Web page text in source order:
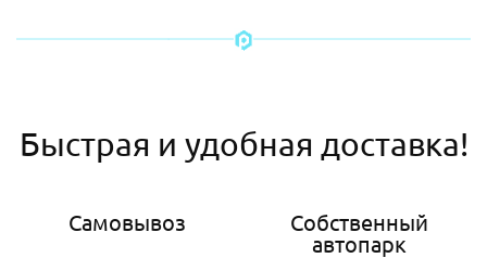
Быстрая и удобная доставка!
Самовывоз
Собственный
автопарк